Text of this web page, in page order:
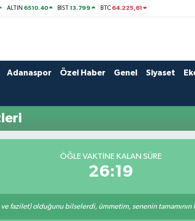
ALTIN 6510.40 BİST13.799 BTC 64.225,61
Adanaspor Özel Haber Genel Siyaset
ÖĞLE VAKTINE KALAN SÜRE
26:19
ve fazilet) olduğunu bilselerdi, ümmetim, senenin